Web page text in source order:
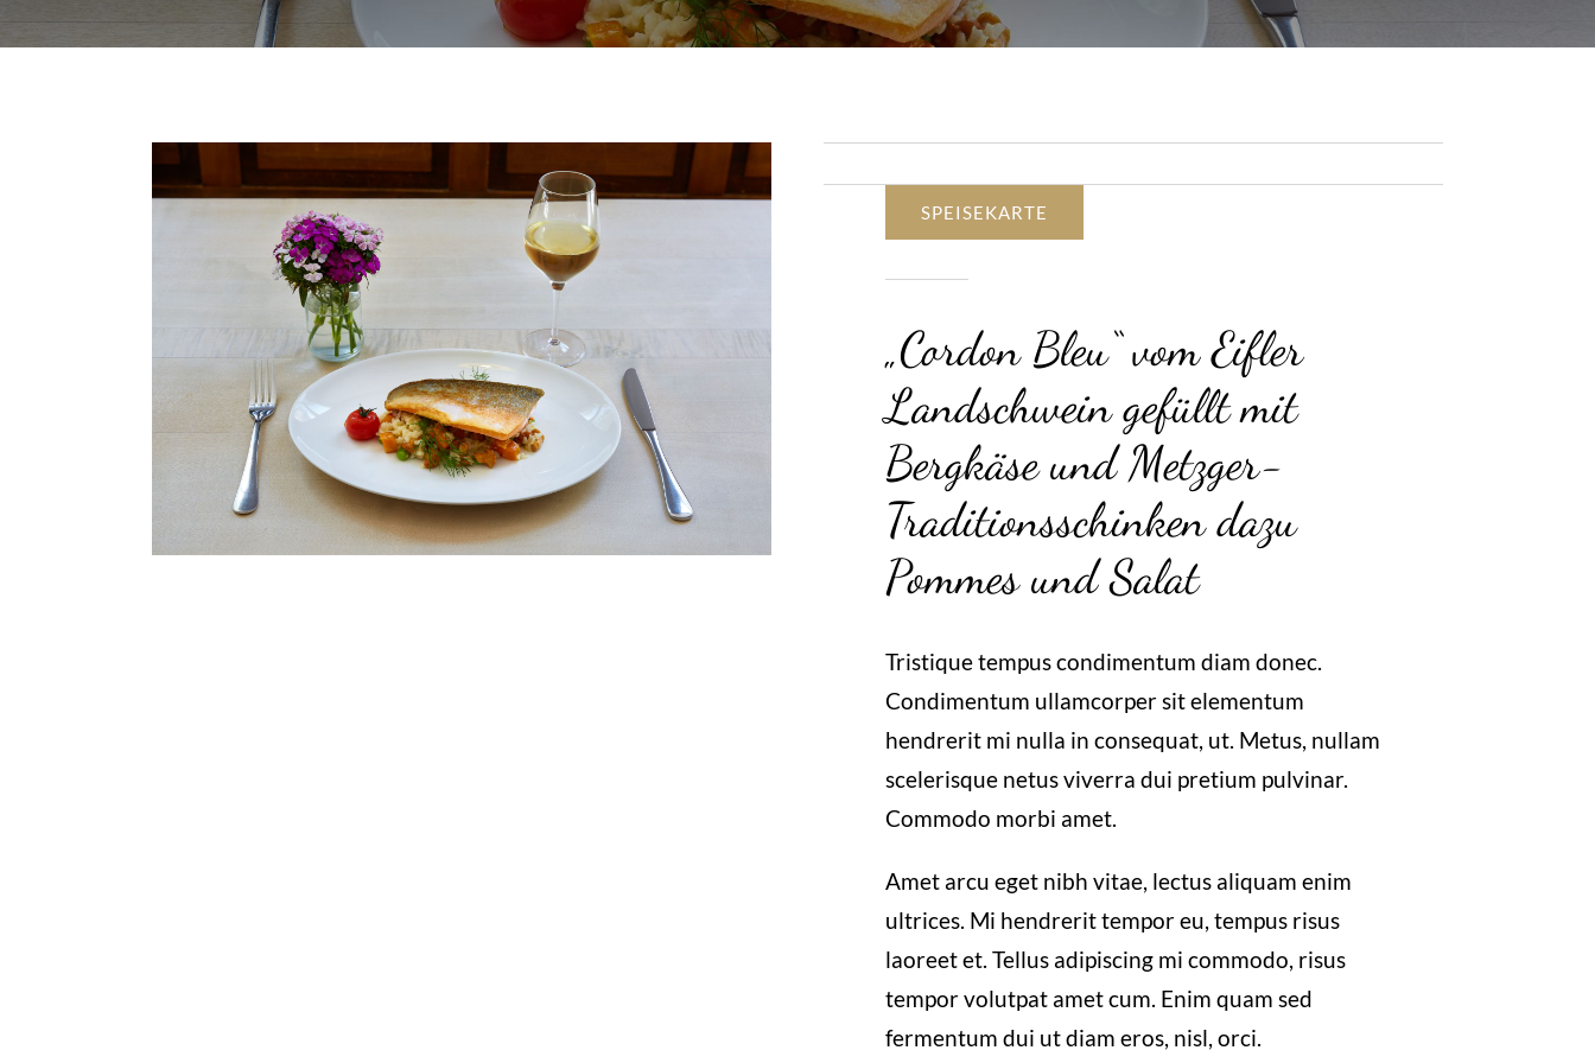
SPEISEKARTE
„Cordon Bleu“ vom Eifler
Landschwein gefüllt mit
Bergkäse und Metzger-
Traditionsschinken dazu
Pommes und Salat
Tristique tempus condimentum diam donec.
Condimentum ullamcorper sit elementum
hendrerit mi nulla in consequat, ut. Metus, nullam
scelerisque netus viverra dui pretium pulvinar.
Commodo morbi amet.
Amet arcu eget nibh vitae, lectus aliquam enim
ultrices. Mi hendrerit tempor eu, tempus risus
laoreet et. Tellus adipiscing mi commodo, risus
tempor volutpat amet cum. Enim quam sed
fermentum dui ut diam eros, nisl, orci.